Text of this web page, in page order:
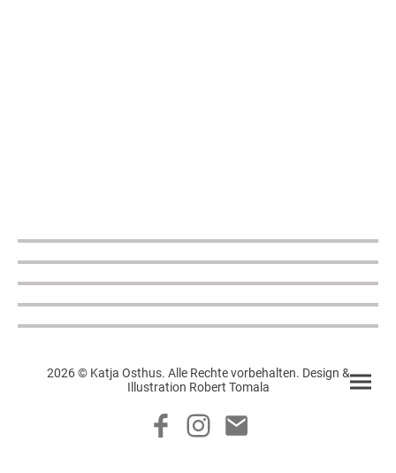
2026 © Katja Osthus. Alle Rechte vorbehalten. Design &
Illustration Robert Tomala